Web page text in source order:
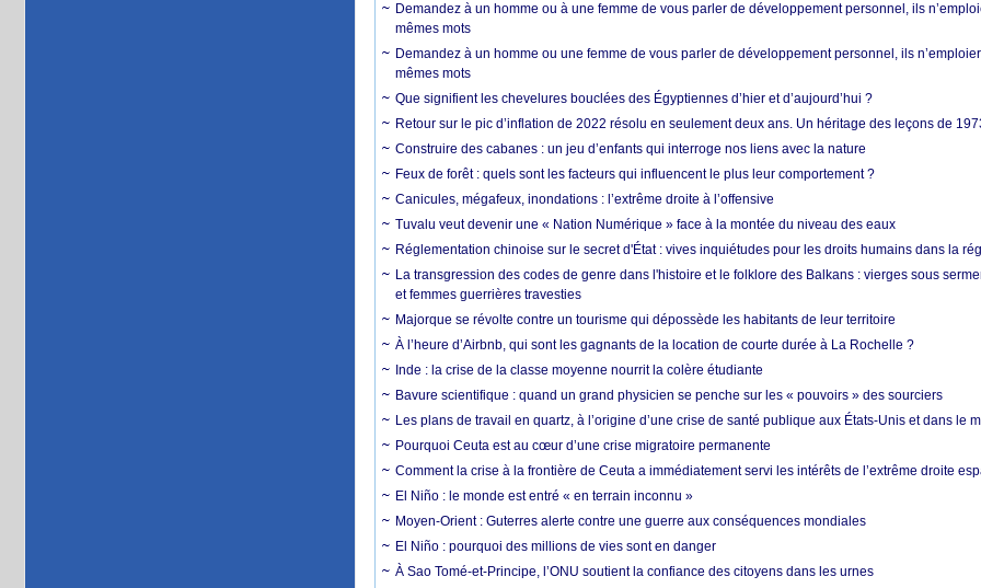
Demandez à un homme ou à une femme de vous parler de développement personnel, ils
mêmes mots
Demandez à un homme ou une femme de vous parler de développement personnel, ils
mêmes mots
Que signifient les chevelures bouclées des Égyptiennes d’hier et d’aujourd’hui ?
Retour sur le pic d’inflation de 2022 résolu en seulement deux ans. Un héritage des leçons de
Construire des cabanes : un jeu d’enfants qui interroge nos liens avec la nature
Feux de forêt : quels sont les facteurs qui influencent le plus leur comportement ?
Canicules, mégafeux, inondations : l’extrême droite à l’offensive
Tuvalu veut devenir une « Nation Numérique » face à la montée du niveau des eaux
Réglementation chinoise sur le secret d'État : vives inquiétudes pour les droits humains dans la
La transgression des codes de genre dans l'histoire et le folklore des Balkans : vierges sous
et femmes guerrières travesties
Majorque se révolte contre un tourisme qui dépossède les habitants de leur territoire
À l’heure d’Airbnb, qui sont les gagnants de la location de courte durée à La Rochelle ?
Inde : la crise de la classe moyenne nourrit la colère étudiante
Bavure scientifique : quand un grand physicien se penche sur les « pouvoirs » des sourciers
Les plans de travail en quartz, à l’origine d’une crise de santé publique aux États-Unis et dans le
Pourquoi Ceuta est au cœur d’une crise migratoire permanente
Comment la crise à la frontière de Ceuta a immédiatement servi les intérêts de l’extrême droite
El Niño : le monde est entré « en terrain inconnu »
Moyen-Orient : Guterres alerte contre une guerre aux conséquences mondiales
El Niño : pourquoi des millions de vies sont en danger
À Sao Tomé-et-Principe, l’ONU soutient la confiance des citoyens dans les urnes